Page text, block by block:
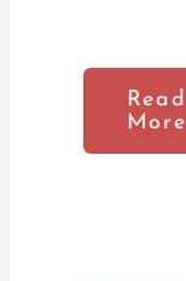
Read
More